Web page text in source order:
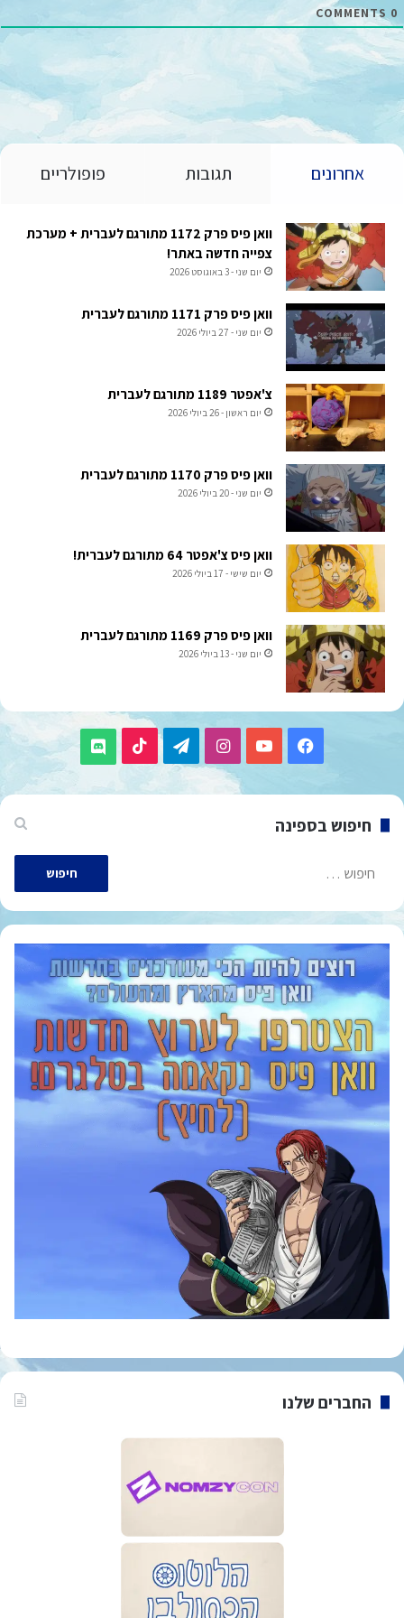
0
אחרונים תגובות פופולריים
וואן פיס פרק 1172 מתורגם לעברית + מערכת
צפייה חדשה באתר!
יום שני - 3 באוגוסט 2026
וואן פיס פרק 1171 מתורגם לעברית
יום שני - 27 ביולי 2026
צ'אפטר 1189 מתורגם לעברית
יום ראשון - 26 ביולי 2026
וואן פיס פרק 1170 מתורגם לעברית
יום שני - 20 ביולי 2026
וואן פיס צ'אפטר 64 מתורגם לעברית!
יום שישי - 17 ביולי 2026
וואן פיס פרק 1169 מתורגם לעברית
יום שני - 13 ביולי 2026
Facebook
YouTube
Instagram
Telegram
TikTok
Discord
חיפוש בספינה
חיפוש:
החברים שלנו